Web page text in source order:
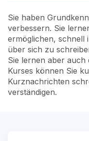
Sie haben
verbessern. Sie
ermöglichen, schnell
über sich zu
Sie lernen aber auch
Kurses können Sie
Kurznachrichten
verständigen.